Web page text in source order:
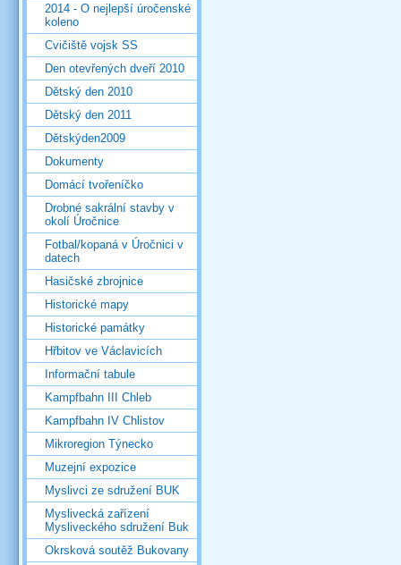
2014 - O nejlepší úročenské
koleno
Cvičiště vojsk SS
Den otevřených dveří 2010
Dětský den 2010
Dětský den 2011
Dětskýden2009
Dokumenty
Domácí tvořeníčko
Drobné sakrální stavby v
okolí Úročnice
Fotbal/kopaná v Úročnici v
datech
Hasičské zbrojnice
Historické mapy
Historické památky
Hřbitov ve Václavicích
Informační tabule
Kampfbahn III Chleb
Kampfbahn IV Chlistov
Mikroregion Týnecko
Muzejní expozice
Myslivci ze sdružení BUK
Myslivecká zařízení
Mysliveckého sdružení Buk
Okrsková soutěž Bukovany